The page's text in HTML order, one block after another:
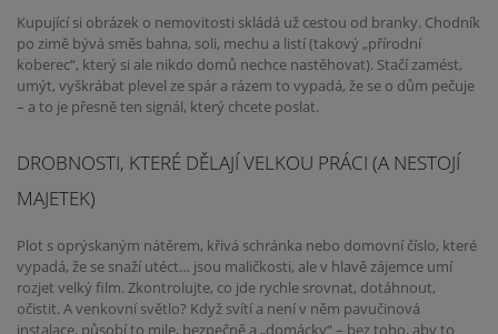
Kupující si obrázek o nemovitosti skládá už cestou od branky. Chodník
po zimě bývá směs bahna, soli, mechu a listí (takový „přírodní
koberec“, který si ale nikdo domů nechce nastěhovat). Stačí zamést,
umýt, vyškrábat plevel ze spár a rázem to vypadá, že se o dům pečuje
– a to je přesně ten signál, který chcete poslat.
DROBNOSTI, KTERÉ DĚLAJÍ VELKOU PRÁCI (A NESTOJÍ
MAJETEK)
Plot s oprýskaným nátěrem, křivá schránka nebo domovní číslo, které
vypadá, že se snaží utéct… jsou maličkosti, ale v hlavě zájemce umí
rozjet velký film. Zkontrolujte, co jde rychle srovnat, dotáhnout,
očistit. A venkovní světlo? Když svítí a není v něm pavučinová
instalace, působí to mile, bezpečně a „domácky“ – bez toho, aby to